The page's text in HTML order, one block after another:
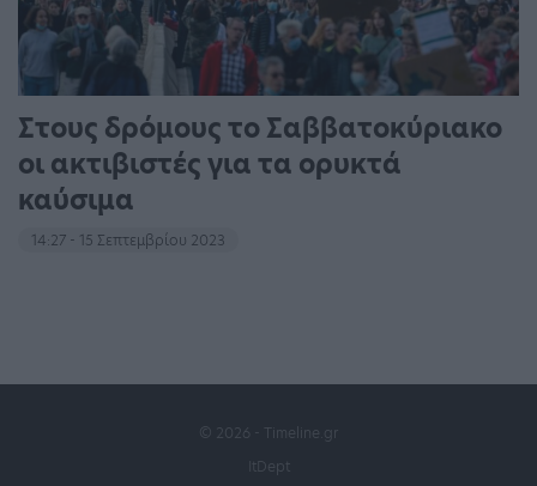
Στους δρόμους το Σαββατοκύριακο
οι ακτιβιστές για τα ορυκτά
καύσιμα
14:27 - 15 Σεπτεμβρίου 2023
© 2026 - Timeline.gr
ItDept